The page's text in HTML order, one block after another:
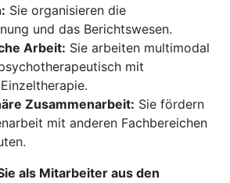
Sie organisieren die
und das Berichtswesen.
Arbeit: Sie arbeiten multimodal
mit
Zusammenarbeit: Sie fördern
mit anderen Fachbereichen
als Mitarbeiter aus den